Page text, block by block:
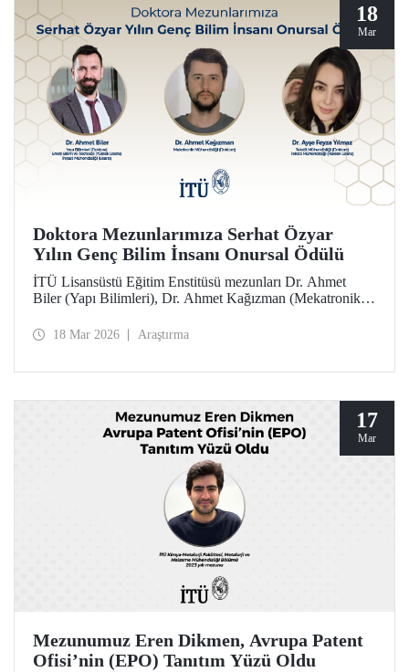
18
Mar
Doktora Mezunlarımıza Serhat Özyar
Yılın Genç Bilim İnsanı Onursal Ödülü
İTÜ Lisansüstü Eğitim Enstitüsü mezunları Dr. Ahmet
Biler (Yapı Bilimleri), Dr. Ahmet Kağızman (Mekatronik
Mühendisliği) doktora tezleri kapsamındaki çalışmalarıyla
18 Mar 2026 Araştırma
17
Mar
Mezunumuz Eren Dikmen, Avrupa Patent
Ofisi’nin (EPO) Tanıtım Yüzü Oldu